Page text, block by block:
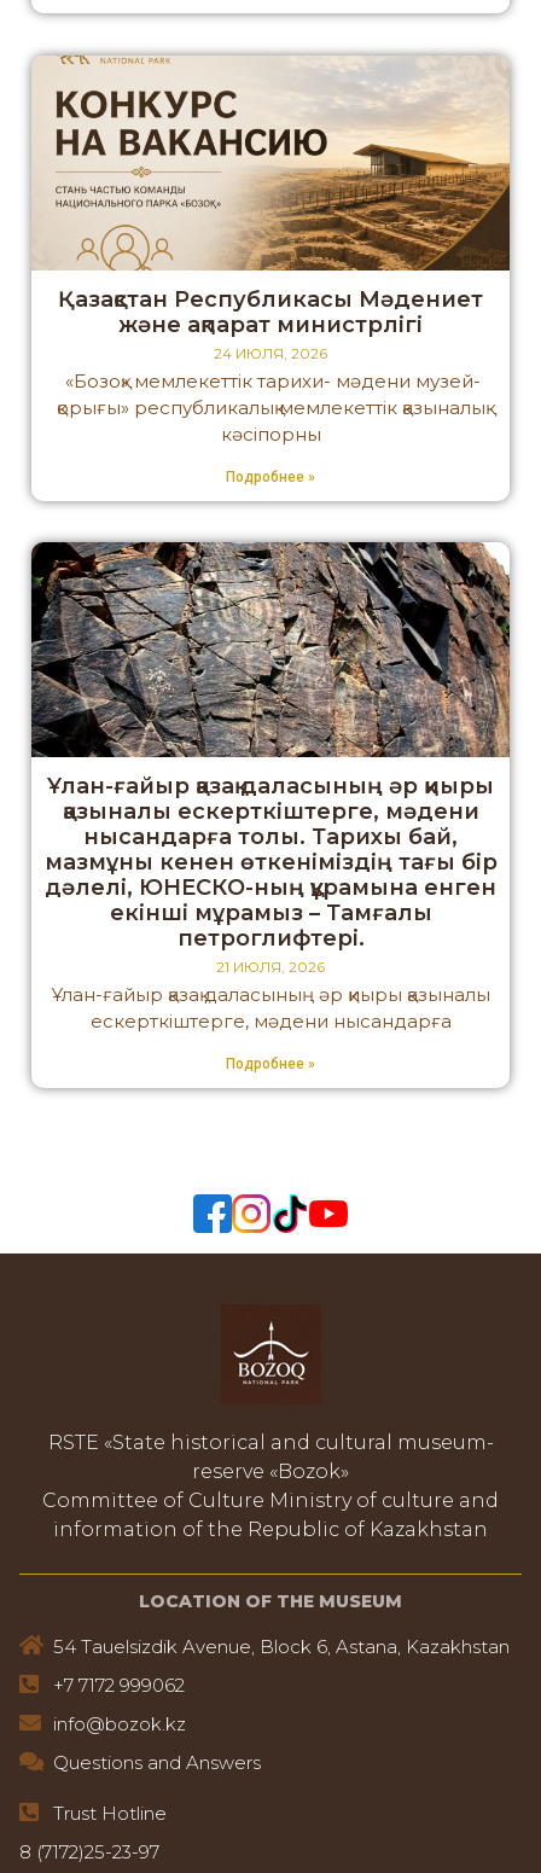
Қазақстан Республикасы Мәдениет
және ақпарат министрлігі
24 ИЮЛЯ, 2026
«Бозоқ» мемлекеттік тарихи- мәдени музей-
қорығы» республикалық мемлекеттік қазыналық
кәсіпорны
Подробнее »
Ұлан-ғайыр қазақ даласының әр қиыры
қазыналы ескерткіштерге, мәдени
нысандарға толы. Тарихы бай,
мазмұны кенен өткеніміздің тағы бір
дәлелі, ЮНЕСКО-ның құрамына енген
екінші мұрамыз – Тамғалы
петроглифтері.
21 ИЮЛЯ, 2026
Ұлан-ғайыр қазақ даласының әр қиыры қазыналы
ескерткіштерге, мәдени нысандарға
Подробнее »
RSTE «State historical and cultural museum-
reserve «Bozok»
Committee of Culture Ministry of culture and
information of the Republic of Kazakhstan
LOCATION OF THE MUSEUM
54 Tauelsizdik Avenue, Block 6, Astana, Kazakhstan
+7 7172 999062
info@bozok.kz
Questions and Answers
Trust Hotline
8 (7172)25-23-97